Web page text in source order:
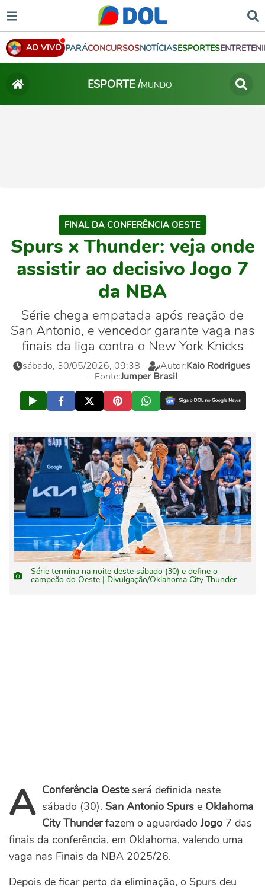
AO VIVO PARÁCONCURSOSNOTÍCIASESPORTES
ESPORTE /MUNDO
FINAL DA CONFERÊNCIA OESTE
Spurs x Thunder: veja onde
assistir ao decisivo Jogo 7
da NBA
Série chega empatada após reação de
San Antonio, e vencedor garante vaga nas
finais da liga contra o New York Knicks
sábado, 30/05/2026, 09:38 - Autor:Kaio Rodrigues
- Fonte:Jumper Brasil
Série termina na noite deste sábado (30) e define o
campeão do Oeste | Divulgação/Oklahoma City Thunder
A Conferência Oesteserá definida neste
sábado (30).San Antonio Spurs e Oklahoma
City Thunderfazem o aguardadoJogo 7 das
finais da conferência, em Oklahoma, valendo uma
vaga nas Finais da NBA 2025/26.
Depois de ficar perto da eliminação, o Spurs deu